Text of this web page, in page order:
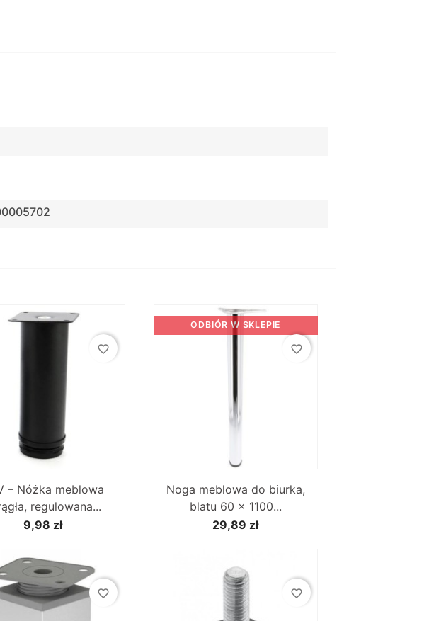
– Nóżka meblowa
regulowana...
9,98 zł
favorite_border
Noga meblowa do biurka,
blatu 60 x 1100...
29,89 zł
ODBIÓR W SKLEPIE
favorite_border
favorite_border favorite_border